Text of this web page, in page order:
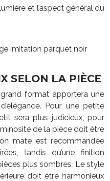
et l’aspect général du
SELON LA PIÈCE
format apportera une
Pour une petite
sera plus judicieux, pour
de la pièce doit être
mate est recommandée
tandis qu’une finition
plus sombres. Le style
doit être harmonieux